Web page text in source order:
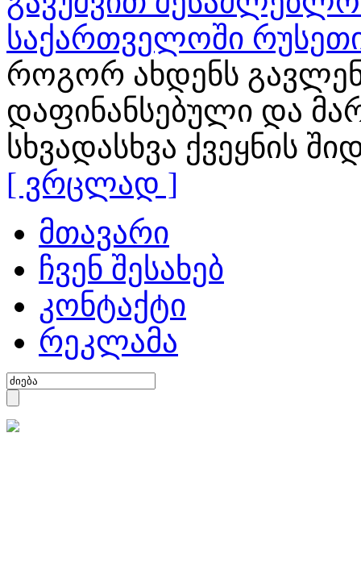
საქართველოში
როგორ ახდენს
დაფინანსებული და
სხვადასხვა ქვეყნის
[ ვრცლად ]
მთავარი
ჩვენ შესახებ
კონტაქტი
რეკლამა